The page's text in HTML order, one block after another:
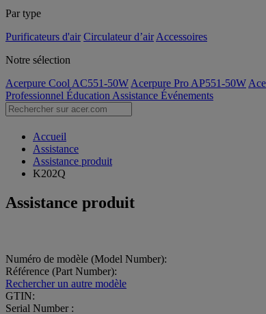
Par type
Purificateurs d'air Circulateur d’air Accessoires
Notre sélection
Acerpure Cool AC551-50W Acerpure Pro AP551-50W
Professionnel Éducation Assistance Événements
Accueil
Assistance
Assistance produit
K202Q
Assistance produit
Numéro de modèle (Model Number):
Référence (Part Number):
Rechercher un autre modèle
GTIN:
Serial Number :